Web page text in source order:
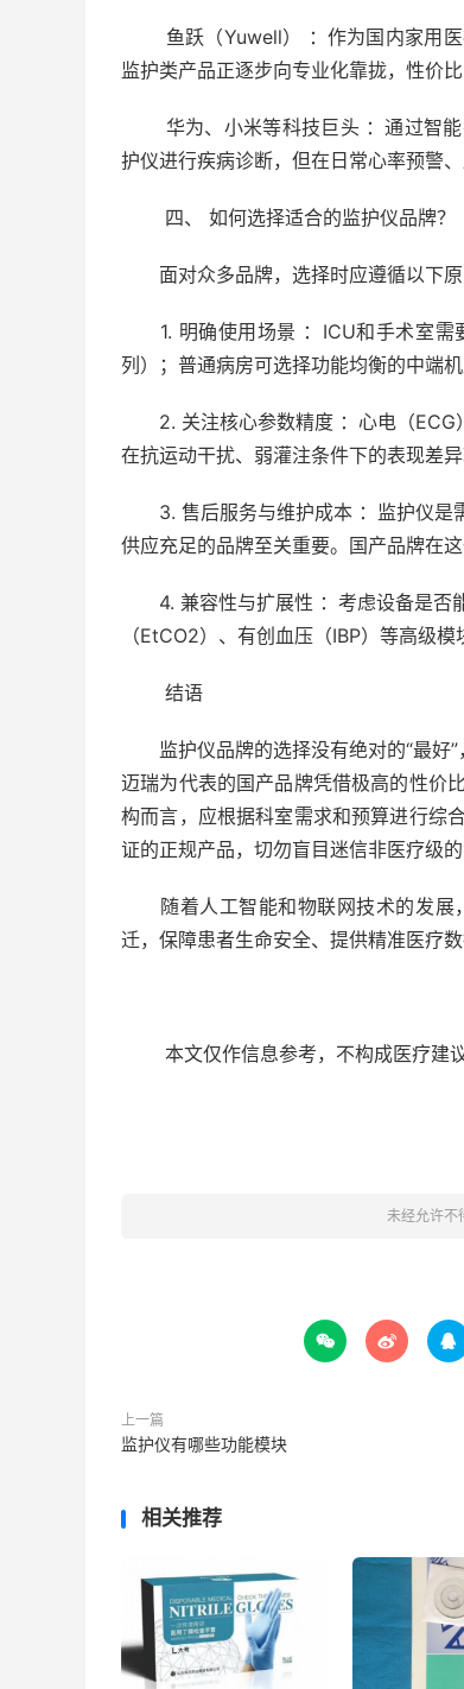
鱼跃（Yuwell） ：作为国内家用医
监护类产品正逐步向专业化靠拢，性价比
华为、小米等科技巨头 ：通过智能
护仪进行疾病诊断，但在日常心率预警
四、 如何选择适合的监护仪品牌？
面对众多品牌，选择时应遵循以下原
1. 明确使用场景 ：ICU和手术室需
列）；普通病房可选择功能均衡的中端
2. 关注核心参数精度 ：心电（ECG
在抗运动干扰、弱灌注条件下的表现差
3. 售后服务与维护成本 ：监护仪是
供应充足的品牌至关重要。国产品牌在
4. 兼容性与扩展性 ：考虑设备是否
（EtCO2）、有创血压（IBP）等高级模
结语
监护仪品牌的选择没有绝对的“最好”
迈瑞为代表的国产品牌凭借极高的性价
构而言，应根据科室需求和预算进行综
证的正规产品，切勿盲目迷信非医疗级的
随着人工智能和物联网技术的发展
迁，保障患者生命安全、提供精准医疗
本文仅作信息参考，不构成医疗建议
未经允许不
  
上一篇
监护仪有哪些功能模块
相关推荐